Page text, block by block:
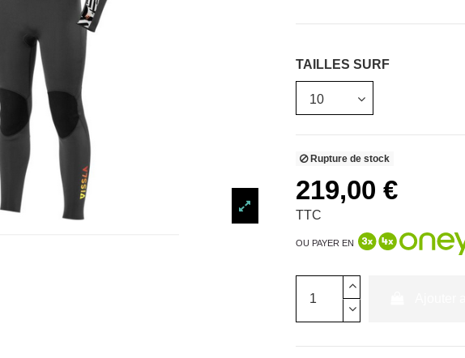
TAILLES SURF
Rupture de stock
219,00 €
TTC
OU PAYER EN